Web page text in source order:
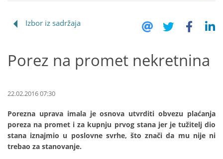
Izbor iz sadržaja
Porez na promet nekretnina
22.02.2016 07:30
Porezna uprava imala je osnova utvrditi obvezu plaćanja
poreza na promet i za kupnju prvog stana jer je tužitelj dio
stana iznajmio u poslovne svrhe, što znači da mu nije ni
trebao za stanovanje.